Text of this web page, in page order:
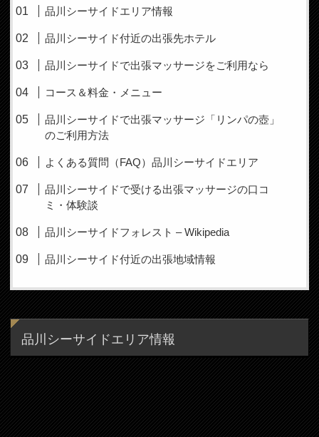
品川シーサイドエリア情報
品川シーサイド付近の出張先ホテル
品川シーサイドで出張マッサージをご利用なら
コース＆料金・メニュー
品川シーサイドで出張マッサージ「リンパの壺」
のご利用方法
よくある質問（FAQ）品川シーサイドエリア
品川シーサイドで受ける出張マッサージの口コ
ミ・体験談
品川シーサイドフォレスト – Wikipedia
品川シーサイド付近の出張地域情報
品川シーサイドエリア情報